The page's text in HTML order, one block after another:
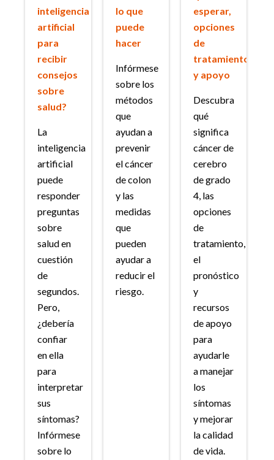
inteligencia
artificial
para
recibir
consejos
sobre
salud?
La
inteligencia
artificial
puede
responder
preguntas
sobre
salud en
cuestión
de
segundos.
Pero,
¿debería
confiar
en ella
para
interpretar
sus
síntomas?
Infórmese
sobre lo
lo que
puede
hacer
Infórmese
sobre los
métodos
que
ayudan a
prevenir
el cáncer
de colon
y las
medidas
que
pueden
ayudar a
reducir el
riesgo.
esperar,
opciones
de
tratamiento
y apoyo
Descubra
qué
significa
cáncer de
cerebro
de grado
4, las
opciones
de
tratamiento,
el
pronóstico
y
recursos
de apoyo
para
ayudarle
a manejar
los
síntomas
y mejorar
la calidad
de vida.